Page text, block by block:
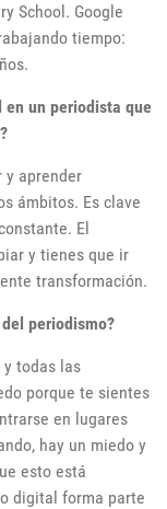
School. Google
tiempo:
en un periodista que
y aprender
ámbitos. Es clave
El
y tienes que ir
transformación.
periodismo?
y todas las
porque te sientes
en lugares
hay un miedo y
esto está
digital forma parte